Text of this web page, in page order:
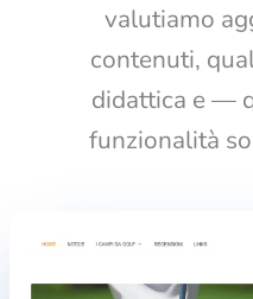
valutiamo
contenuti,
didattica e —
funzionalità